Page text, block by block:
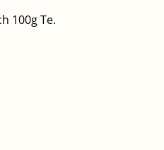
100g Te.